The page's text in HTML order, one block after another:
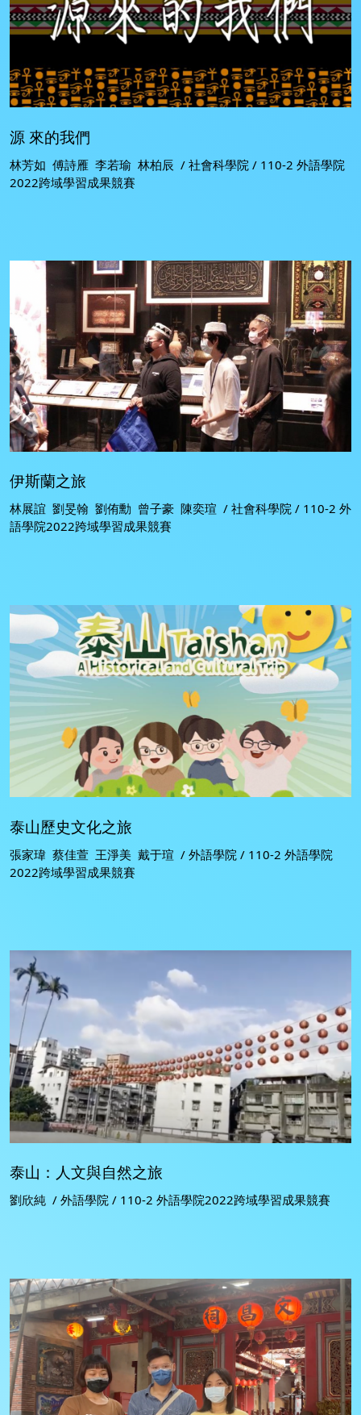
源 來的我們
林芳如 傅詩雁 李若瑜 林柏辰 / 社會科學院 / 110-2 外語學院
2022跨域學習成果競賽
伊斯蘭之旅
林展誼 劉旻翰 劉侑勳 曾子豪 陳奕瑄 / 社會科學院 / 110-2 外
語學院2022跨域學習成果競賽
泰山歷史文化之旅
張家瑋 蔡佳萱 王淨美 戴于瑄 / 外語學院 / 110-2 外語學院
2022跨域學習成果競賽
泰山：人文與自然之旅
劉欣純 / 外語學院 / 110-2 外語學院2022跨域學習成果競賽